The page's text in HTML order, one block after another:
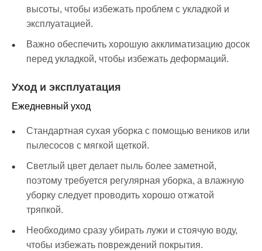
высоты, чтобы избежать проблем с укладкой и
эксплуатацией.
Важно обеспечить хорошую акклиматизацию досок
перед укладкой, чтобы избежать деформаций.
Уход и эксплуатация
Ежедневный уход
Стандартная сухая уборка с помощью веников или
пылесосов с мягкой щеткой.
Светлый цвет делает пыль более заметной,
поэтому требуется регулярная уборка, а влажную
уборку следует проводить хорошо отжатой
тряпкой.
Необходимо сразу убирать лужи и стоячую воду,
чтобы избежать повреждений покрытия.